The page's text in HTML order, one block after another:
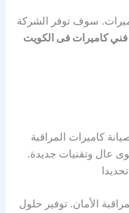
سوف توفر الشركة
فني كاميرات فى الكويت
كاميرات المراقبة
عال وتقنيات جديدة.
الأمان. توفير حلول